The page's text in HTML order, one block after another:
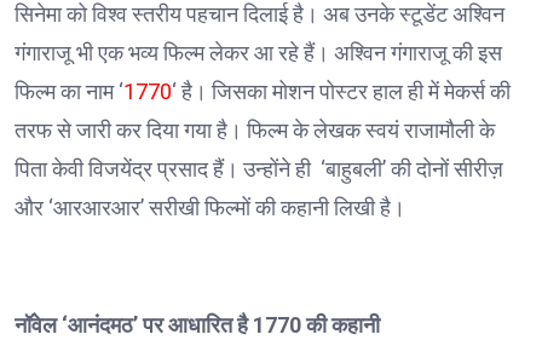
सिनेमा को विश्व स्तरीय पहचान दिलाई है। अब उनके स्टूडेंट अश्विन
गंगाराजू भी एक भव्य फिल्म लेकर आ रहे हैं। अश्विन गंगाराजू की इस
फिल्म का नाम ‘1770‘ है। जिसका मोशन पोस्टर हाल ही में मेकर्स की
तरफ से जारी कर दिया गया है। फिल्म के लेखक स्वयं राजामौली के
पिता केवी विजयेंद्र प्रसाद हैं। उन्होंने ही ‘बाहुबली’ की दोनों सीरीज़
और ‘आरआरआर’ सरीखी फिल्मों की कहानी लिखी है।
नॉवेल ‘आनंदमठ’ पर आधारित है 1770 की कहानी